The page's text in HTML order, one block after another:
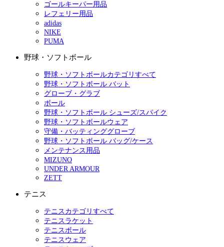
ゴールキーパー用品
レフェリー用品
adidas
NIKE
PUMA
野球・ソフトボール
野球・ソフトボールカテゴリすべて
野球・ソフトボール バット
グローブ・グラブ
ボール
野球・ソフトボール シューズ/スパイク
野球・ソフトボールウェア
守備・バッティンググローブ
野球・ソフトボール バッグ/ケース
メンテナンス用品
MIZUNO
UNDER ARMOUR
ZETT
テニス
テニスカテゴリすべて
テニスラケット
テニスボール
テニスウェア